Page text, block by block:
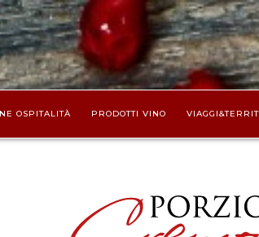
OSPITALITÀ PRODOTTI VINO